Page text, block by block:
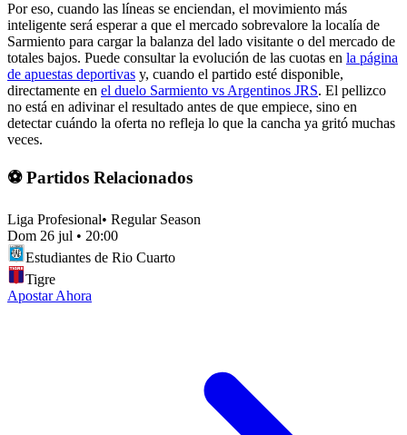
Por eso, cuando las líneas se enciendan, el movimiento más
inteligente será esperar a que el mercado sobrevalore la localía de
Sarmiento para cargar la balanza del lado visitante o del mercado de
totales bajos. Puede consultar la evolución de las cuotas en la página
de apuestas deportivas y, cuando el partido esté disponible,
directamente en el duelo Sarmiento vs Argentinos JRS. El pellizco
no está en adivinar el resultado antes de que empiece, sino en
detectar cuándo la oferta no refleja lo que la cancha ya gritó muchas
veces.
⚽ Partidos Relacionados
Liga Profesional• Regular Season
Dom 26 jul • 20:00
Estudiantes de Rio Cuarto
Tigre
Apostar Ahora